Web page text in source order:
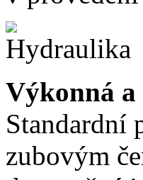
Výkonná
Standardní
zubovým